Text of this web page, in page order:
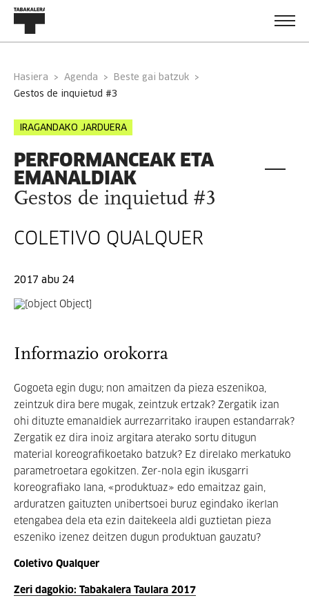
Hasiera Agenda
Beste gai batzuk
gestos de inquietud #3
IRAGANDAKO JARDUERA
PERFORMANCEAK ETA
EMANALDIAK
Gestos de inquietud #3
COLETIVO QUALQUER
2017 abu 24
Informazio orokorra
Gogoeta egin dugu; non amaitzen da pieza eszenikoa,
zeintzuk dira bere mugak, zeintzuk ertzak? Zergatik izan
ohi dituzte emanaldiek aurrezarritako iraupen estandarrak?
Zergatik ez dira inoiz argitara aterako sortu ditugun
material koreografikoetako batzuk? Ez direlako merkatuko
parametroetara egokitzen. Zer-nola egin ikusgarri
koreografiako lana, «produktuaz» edo emaitzaz gain,
arduratzen gaituzten unibertsoei buruz egindako ikerlan
etengabea dela eta ezin daitekeela aldi guztietan pieza
eszeniko izenez deitzen dugun produktuan gauzatu?
Coletivo Qualquer
Zeri dagokio: Tabakalera Taulara 2017